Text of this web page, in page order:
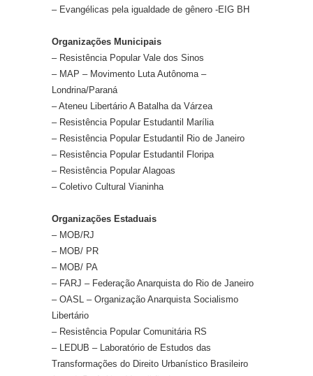
– Evangélicas pela igualdade de gênero -EIG BH
Organizações Municipais
– Resistência Popular Vale dos Sinos
– MAP – Movimento Luta Autônoma –
Londrina/Paraná
– Ateneu Libertário A Batalha da Várzea
– Resistência Popular Estudantil Marília
– Resistência Popular Estudantil Rio de Janeiro
– Resistência Popular Estudantil Floripa
– Resistência Popular Alagoas
– Coletivo Cultural Vianinha
Organizações Estaduais
– MOB/RJ
– MOB/ PR
– MOB/ PA
– FARJ – Federação Anarquista do Rio de Janeiro
– OASL – Organização Anarquista Socialismo
Libertário
– Resistência Popular Comunitária RS
– LEDUB – Laboratório de Estudos das
Transformações do Direito Urbanístico Brasileiro